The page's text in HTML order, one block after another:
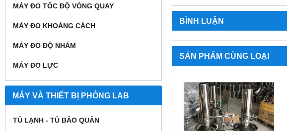
MÁY ĐO TỐC ĐỘ VÒNG QUAY
MÁY ĐO KHOẢNG CÁCH
MÁY ĐO ĐỘ NHÁM
MÁY ĐO LỰC
MÁY VÀ THIẾT BỊ PHÒNG LAB
TỦ LẠNH - TỦ BẢO QUẢN
BÌNH LUẬN
SẢN PHẨM CÙNG LOẠI